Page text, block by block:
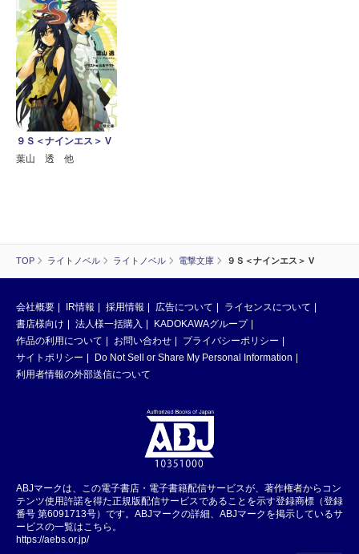
TOP ライトノベル ライトノベル 電撃文庫 ９Ｓ＜ナインエス＞ V
９Ｓ＜ナインエス＞ V
葉山 透 他
会社概要 IR情報 採用情報 広告について
ライセンスについて
書店様向け
法人様一括購入
KADOKAWAグループ
作品の利用について
お問い合わせ
プライバシーポリシー
サイトポリシー
Do Not Sell or Share My Personal Information
利用者情報の外部送信について
ABJマークは、この電子書店・電子書籍配信サービスが、著作権者からコン
テンツ使用許諾を得た正規版配信サービスであることを示す登録商標（登録
番号 第6091713号）です。ABJマークの詳細、ABJマークを掲示しているサ
ービスの一覧はこちら。
https://aebs.or.jp/